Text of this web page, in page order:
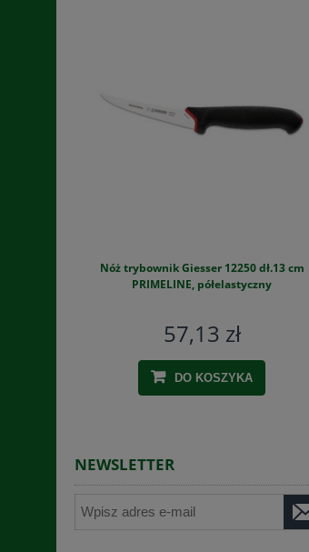
Nóż trybownik Giesser 12250 dł.13 cm
PRIMELINE, półelastyczny
57,13 zł
DO KOSZYKA
NEWSLETTER